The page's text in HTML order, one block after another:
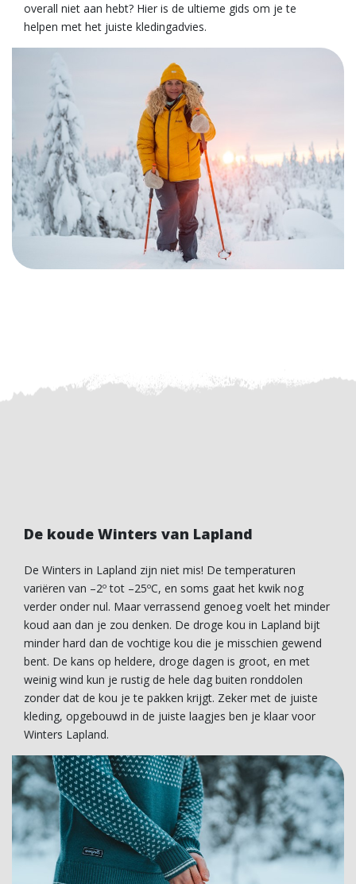
overall niet aan hebt? Hier is de ultieme gids om je te
helpen met het juiste kledingadvies.
De koude Winters van Lapland
De Winters in Lapland zijn niet mis! De temperaturen
variëren van –2º tot –25ºC, en soms gaat het kwik nog
verder onder nul. Maar verrassend genoeg voelt het minder
koud aan dan je zou denken. De droge kou in Lapland bijt
minder hard dan de vochtige kou die je misschien gewend
bent. De kans op heldere, droge dagen is groot, en met
weinig wind kun je rustig de hele dag buiten ronddolen
zonder dat de kou je te pakken krijgt. Zeker met de juiste
kleding, opgebouwd in de juiste laagjes ben je klaar voor
Winters Lapland.